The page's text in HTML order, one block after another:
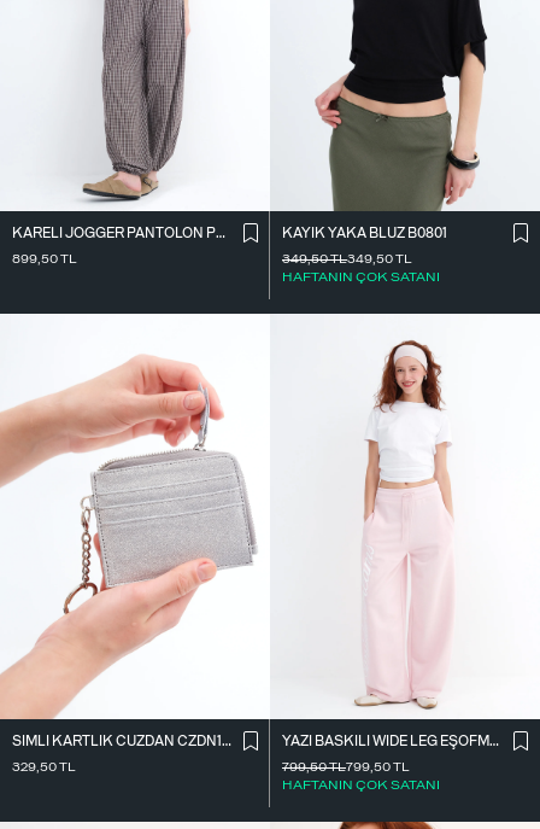
KARELI JOGGER PANTOLON PN18222
899,50TL
KAYIK YAKA BLUZ B0801
349,50TL
HAFTANIN ÇOK SATANI
349,50TL
SIMLI KARTLIK CÜZDAN CZDN158
329,50TL
YAZI BASKILI WIDE LEG EŞOFMAN EŞF10698
799,50TL
HAFTANIN ÇOK SATANI
799,50TL